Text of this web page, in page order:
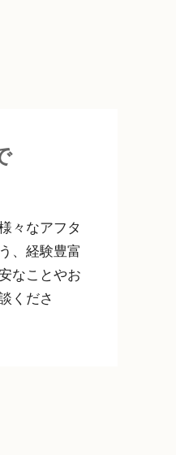
々なアフタ
、経験豊富
なことやお
くださ